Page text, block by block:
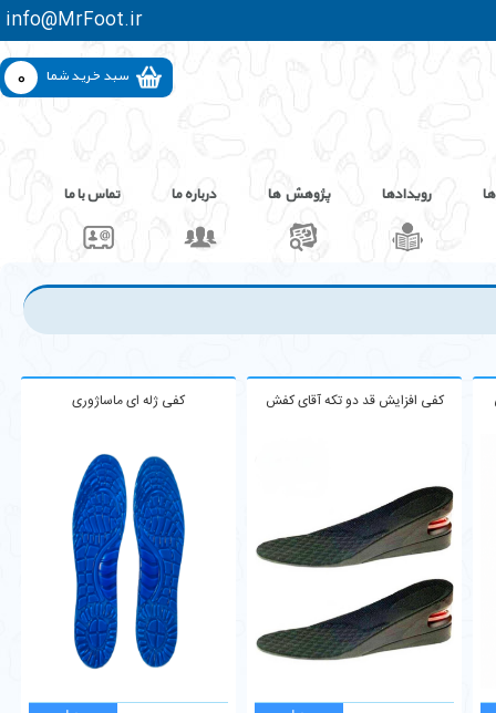
info@MrFoot.ir
0
سبد خرید شما
رویدادها پژوهش ها درباره ما تماس با ما
کفی افزایش قد دو تکه آقای کفش کفی ژله ای ماساژوری